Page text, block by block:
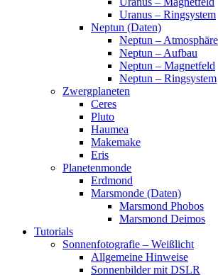
Uranus – Ringsystem
Neptun (Daten)
Neptun – Atmosphäre
Neptun – Aufbau
Neptun – Magnetfeld
Neptun – Ringsystem
Zwergplaneten
Ceres
Pluto
Haumea
Makemake
Eris
Planetenmonde
Erdmond
Marsmonde (Daten)
Marsmond Phobos
Marsmond Deimos
Tutorials
Sonnenfotografie – Weißlicht
Allgemeine Hinweise
Sonnenbilder mit DSLR